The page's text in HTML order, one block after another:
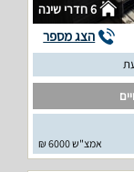
6 חדרי שינה
הצג מספר
אמצ"ש 6000 ₪